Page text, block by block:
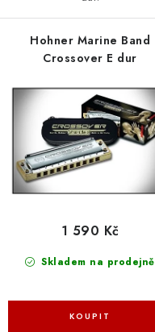
Hohner Marine Band
Crossover E dur
Skladem na prodejně
1 590 Kč